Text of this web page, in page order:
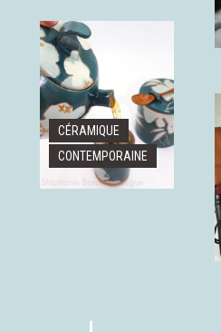
CÉRAMIQUE
CONTEMPORAINE